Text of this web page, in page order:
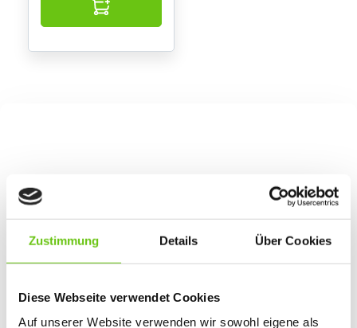
Zustimmung Details Über Cookies
Diese Webseite verwendet Cookies
Auf unserer Website verwenden wir sowohl eigene als